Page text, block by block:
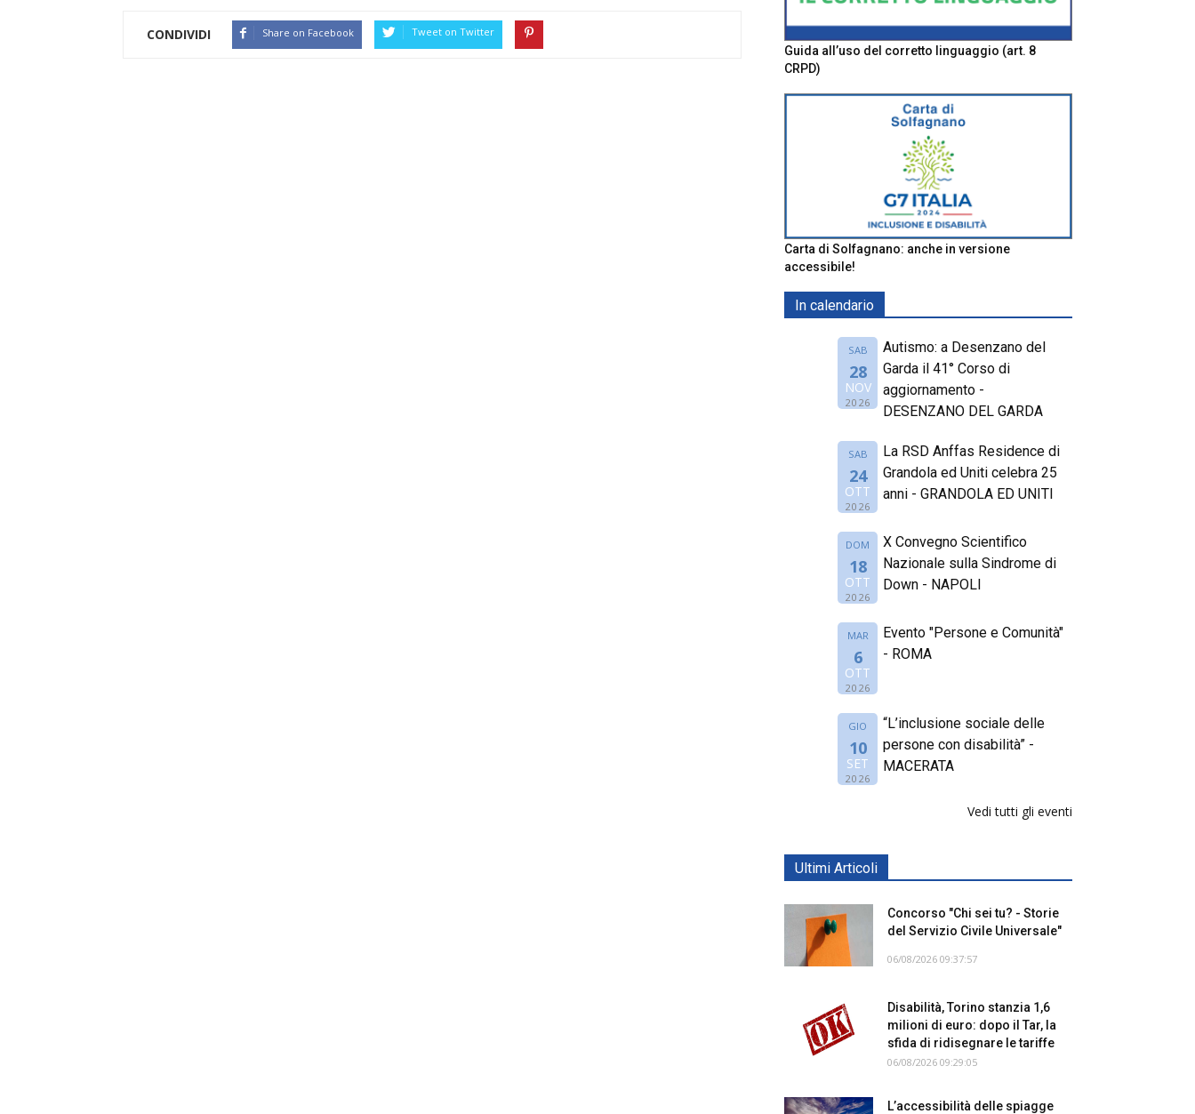
CONDIVIDI Share on Facebook Tweet on Twitter
Guida all’uso del corretto linguaggio (art. 8
CRPD)
Carta di Solfagnano: anche in versione
accessibile!
In calendario
SAB
28
NOV
2026
Autismo: a Desenzano del
Garda il 41° Corso di
aggiornamento -
DESENZANO DEL GARDA
SAB
24
OTT
2026
La RSD Anffas Residence di
Grandola ed Uniti celebra 25
anni - GRANDOLA ED UNITI
DOM
18
OTT
2026
X Convegno Scientifico
Nazionale sulla Sindrome di
Down - NAPOLI
MAR
6
OTT
2026
Evento "Persone e Comunità"
- ROMA
GIO
10
SET
2026
“L’inclusione sociale delle
persone con disabilità” -
MACERATA
Vedi tutti gli eventi
Ultimi Articoli
Concorso "Chi sei tu? - Storie
del Servizio Civile Universale"
06/08/2026 09:37:57
Disabilità, Torino stanzia 1,6
milioni di euro: dopo il Tar, la
sfida di ridisegnare le tariffe
06/08/2026 09:29:05
L’accessibilità delle spiagge